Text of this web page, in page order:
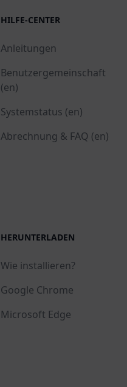
HILFE-CENTER
Anleitungen
Benutzergemeinschaft
(en)
Systemstatus (en)
Abrechnung & FAQ (en)
HERUNTERLADEN
Wie installieren?
Google Chrome
Microsoft Edge